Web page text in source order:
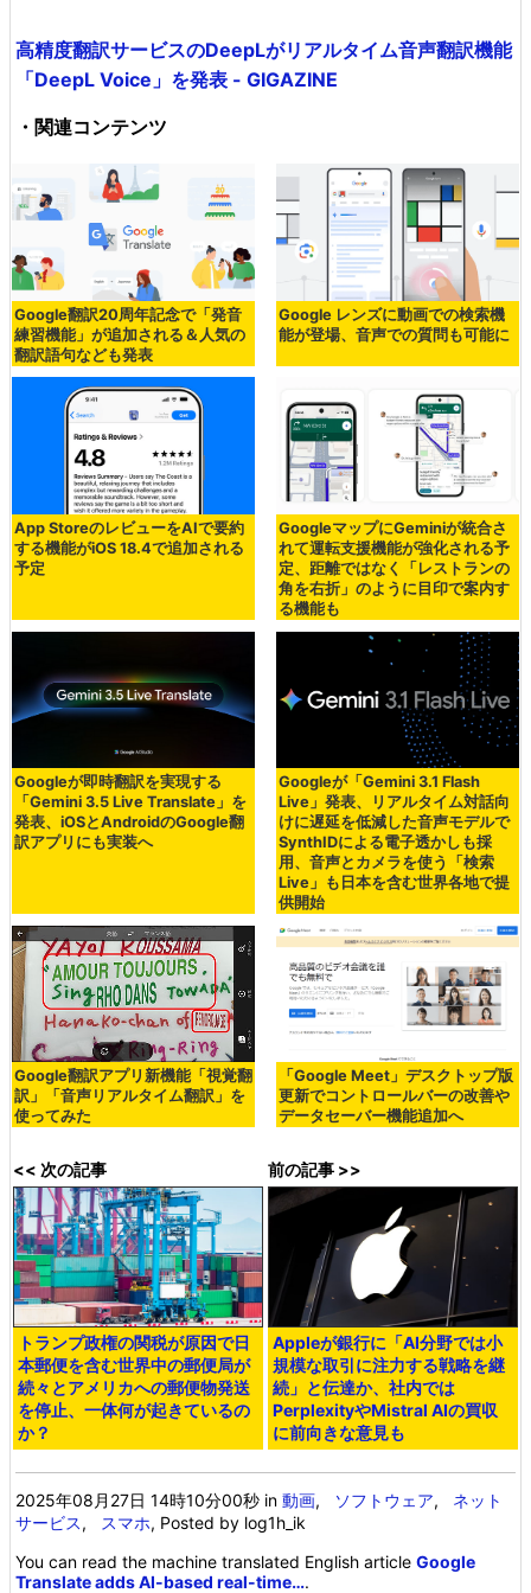
高精度翻訳サービスのDeepLがリアルタイム音声翻訳機能
「DeepL Voice」を発表 - GIGAZINE
・関連コンテンツ
Google翻訳20周年記念で「発音
練習機能」が追加される＆人気の
翻訳語句なども発表
Google レンズに動画での検索機
能が登場、音声での質問も可能に
App StoreのレビューをAIで要約
する機能がiOS 18.4で追加される
予定
GoogleマップにGeminiが統合さ
れて運転支援機能が強化される予
定、距離ではなく「レストランの
角を右折」のように目印で案内す
る機能も
Googleが即時翻訳を実現する
「Gemini 3.5 Live Translate」を
発表、iOSとAndroidのGoogle翻
訳アプリにも実装へ
Googleが「Gemini 3.1 Flash
Live」発表、リアルタイム対話向
けに遅延を低減した音声モデルで
SynthIDによる電子透かしも採
用、音声とカメラを使う「検索
Live」も日本を含む世界各地で提
供開始
Google翻訳アプリ新機能「視覚翻
訳」「音声リアルタイム翻訳」を
使ってみた
「Google Meet」デスクトップ版
更新でコントロールバーの改善や
データセーバー機能追加へ
<< 次の記事
トランプ政権の関税が原因で日
本郵便を含む世界中の郵便局が
続々とアメリカへの郵便物発送
を停止、一体何が起きているの
か？
前の記事 >>
Appleが銀行に「AI分野では小
規模な取引に注力する戦略を継
続」と伝達か、社内では
PerplexityやMistral AIの買収
に前向きな意見も
2025年08月27日 14時10分00秒 in動画, ソフトウェア, ネット
サービス, スマホ, Posted by log1h_ik
You can read the machine translated English articleGoogle
Translate adds AI-based real-time….